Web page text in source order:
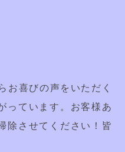
喜びの声をいただく
っています。お客様あ
除させてください！皆